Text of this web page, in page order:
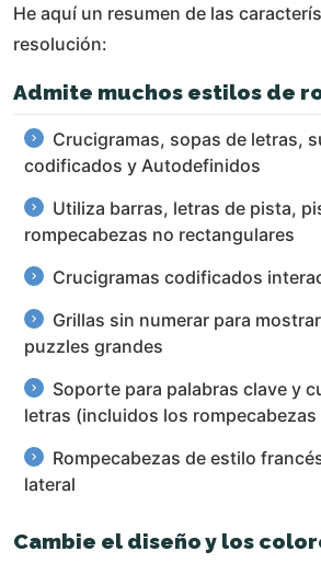
He aquí un resumen de las
resolución:
Admite muchos estilos de
Crucigramas, sopas de letras,
codificados y Autodefinidos
Utiliza barras, letras de pista,
rompecabezas no rectangulares
Crucigramas codificados
Grillas sin numerar para
puzzles grandes
Soporte para palabras clave y
letras (incluidos los rompecabezas
Rompecabezas de estilo
lateral
Cambie el diseño y los